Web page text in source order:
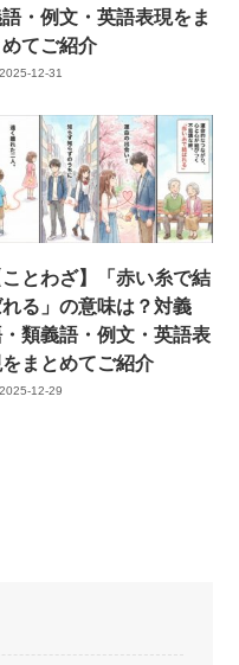
・例文・英語表現をま
めてご紹介
2025-12-31
ことわざ】「赤い糸で結
る」の意味は？対義
類義語・例文・英語表
まとめてご紹介
2025-12-29